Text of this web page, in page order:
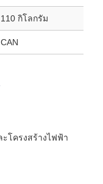
110 กิโลกรัม
CAN
โครงสร้างไฟฟ้า